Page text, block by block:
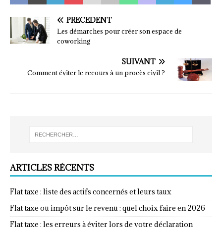
PRÉCÉDENT
Les démarches pour créer son espace de
coworking
SUIVANT
Comment éviter le recours à un procès civil ?
ARTICLES RÉCENTS
Flat taxe : liste des actifs concernés et leurs taux
Flat taxe ou impôt sur le revenu : quel choix faire en 2026
Flat taxe : les erreurs à éviter lors de votre déclaration